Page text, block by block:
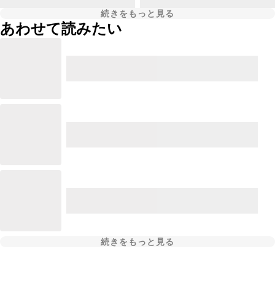
続きをもっと見る
あわせて読みたい
続きをもっと見る